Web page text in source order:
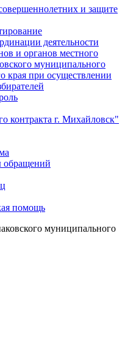
и защите
деятельности
и органов местного
муниципального
края при осуществлении
контракта г. Михайловск"
обращений
помощь
муниципального